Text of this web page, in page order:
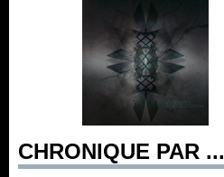
CHRONIQUE PAR ...